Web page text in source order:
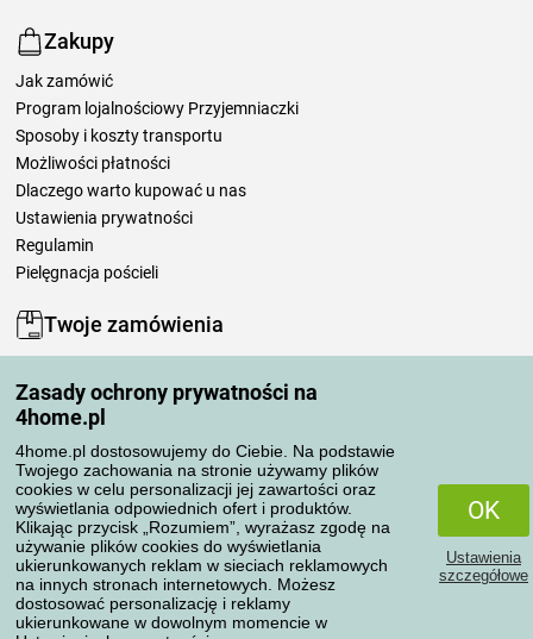
Zasady ochrony prywatności na
4home.pl
4home.pl dostosowujemy do Ciebie. Na podstawie
Twojego zachowania na stronie używamy plików
cookies w celu personalizacji jej zawartości oraz
wyświetlania odpowiednich ofert i produktów.
Klikając przycisk „Rozumiem”, wyrażasz zgodę na
używanie plików cookies do wyświetlania
ukierunkowanych reklam w sieciach reklamowych
na innych stronach internetowych. Możesz
dostosować personalizację i reklamy
ukierunkowane w dowolnym momencie w
OK
Ustawienia
szczegółowe
Zakupy
Jak zamówić
Program lojalnościowy Przyjemniaczki
Sposoby i koszty transportu
Możliwości płatności
Dlaczego warto kupować u nas
Ustawienia prywatności
Regulamin
Pielęgnacja pościeli
Twoje zamówienia
Moje zamówienia
Reklamacje
Odstąpienie od umowy
Zasady przetwarzania recenzji
Sposoby transportu
Metody płatności